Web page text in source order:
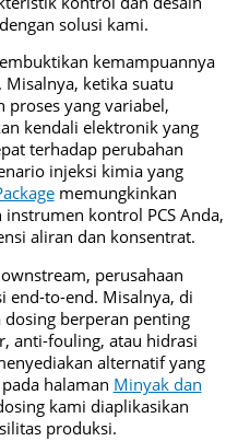
solusi kami.
kemampuannya
ketika suatu
proses yang variabel,
kendali elektronik yang
terhadap perubahan
injeksi kimia yang
memungkinkan
kontrol PCS Anda,
aliran dan konsentrat.
perusahaan
end-to-end. Misalnya, di
berperan penting
anti-fouling, atau hidrasi
alternatif yang
halaman Minyak dan
kami diaplikasikan
produksi.